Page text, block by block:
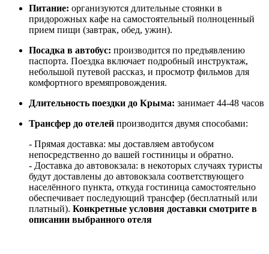
Питание: организуются длительные стоянки в
придорожных кафе на самостоятельный полноценный
прием пищи (завтрак, обед, ужин).
Посадка в автобус: производится по предъявлению
паспорта. Поездка включает подробный инструктаж,
небольшой путевой рассказ, и просмотр фильмов для
комфортного времяпровождения.
Длительность поездки до Крыма: занимает 44-48 часов
Трансфер до отелей производится двумя способами:
- Прямая доставка: мы доставляем автобусом
непосредственно до вашей гостиницы и обратно.
- Доставка до автовокзала: в некоторых случаях туристы
будут доставлены до автовокзала соответствующего
населённого пункта, откуда гостиница самостоятельно
обеспечивает последующий трансфер (бесплатный или
платный). Конкретные условия доставки смотрите в
описании выбранного отеля